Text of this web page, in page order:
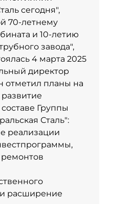
сегодня",
70-летнему
и 10-летию
завода",
4 марта 2025
директор
отметил планы на
Группы
Сталь":
реализации
расширение